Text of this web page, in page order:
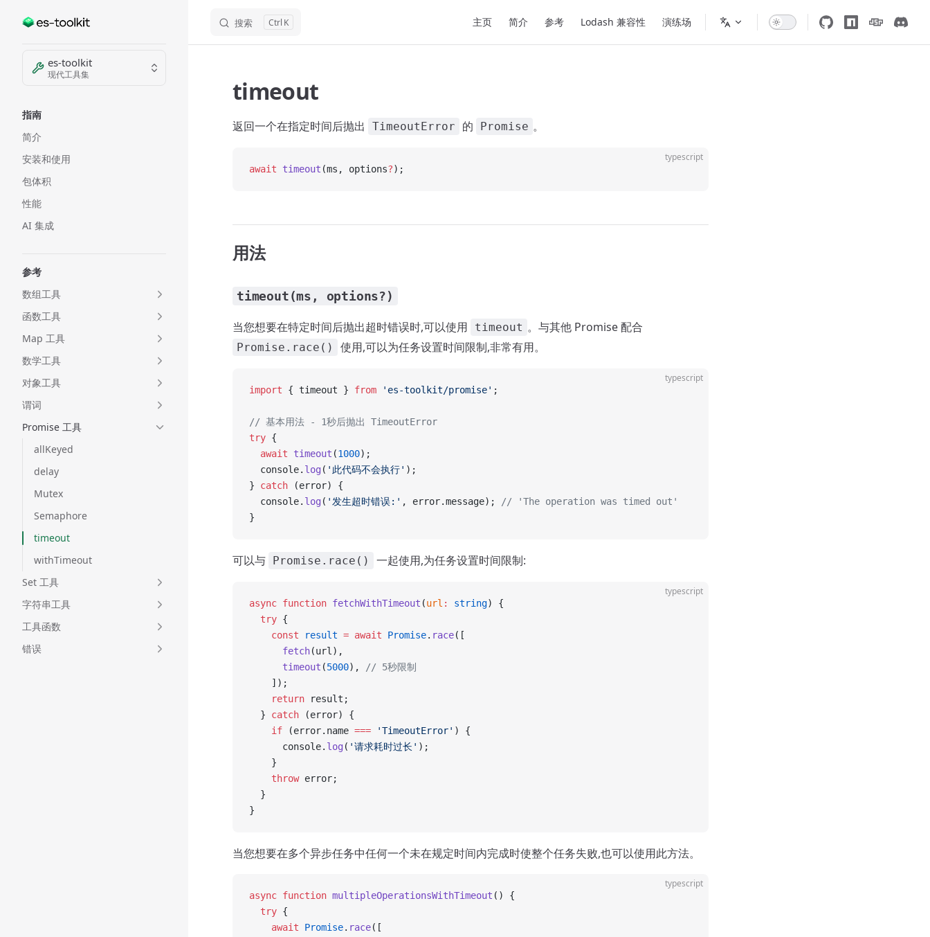
Skip to content 搜索 K 主页 简介 参考 Lodash 兼容性 演练场
Sidebar Navigation
es-toolkit
现代工具集
指南
简介
安装和使用
包体积
性能
AI 集成
参考
数组工具
函数工具
Map 工具
数学工具
对象工具
谓词
Promise 工具
allKeyed
delay
Mutex
Semaphore
timeout
withTimeout
Set 工具
字符串工具
工具函数
错误
timeout
返回一个在指定时间后抛出 TimeoutError 的 Promise 。
typescript
await timeout (ms, options?);
用法
timeout(ms, options?)
当您想要在特定时间后抛出超时错误时,可以使用 timeout 。与其他 Promise 配合
Promise.race() 使用,可以为任务设置时间限制,非常有用。
typescript
import { timeout } from 'es-toolkit/promise' ;
// 基本用法 - 1秒后抛出 TimeoutError
try {
  await
timeout (1000);
  console.
log ( '此代码不会执行' );
} catch (error) {
  console.
log ( '发生超时错误:' , error.message);
// 'The operation was timed out'
}
可以与 Promise.race() 一起使用,为任务设置时间限制:
typescript
async function fetchWithTimeout (url : string) {
  try
{
    const
result = await Promise. race([
      fetch
(url),
      timeout
(5000),
// 5秒限制
    ]);
    return
result;
  }
catch (error) {
    if
(error.name === 'TimeoutError' ) {
      console.
log ( '请求耗时过长' );
    }
    throw
error;
  }
}
当您想要在多个异步任务中任何一个未在规定时间内完成时使整个任务失败,也可以使用此方法。
typescript
async function multipleOperationsWithTimeout () {
  try
{
    await
Promise. race([